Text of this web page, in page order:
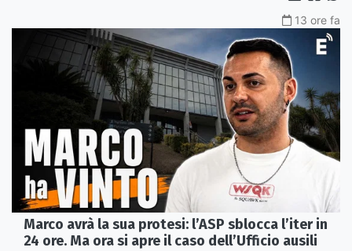
13 ore fa
Marco avrà la sua protesi: l’ASP sblocca l’iter in
24 ore. Ma ora si apre il caso dell’Ufficio ausili